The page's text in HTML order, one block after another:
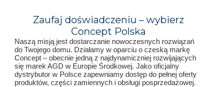
Zaufaj doświadczeniu – wybierz
Concept Polska
Naszą misją jest dostarczanie nowoczesnych rozwiązań
do Twojego domu. Działamy w oparciu o czeską markę
Concept – obecnie jedną z najdynamiczniej rozwijających
się marek AGD w Europie Środkowej. Jako oficjalny
dystrybutor w Polsce zapewniamy dostęp do pełnej oferty
produktów, części zamiennych i obsługi posprzedażowej.